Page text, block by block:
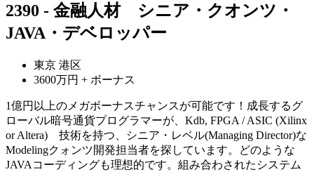
2390 - 金融人材 シニア・クオンツ・
JAVA・デベロッパー
東京 港区
3600万円 + ボーナス
1億円以上のメガボーナスチャンスが可能です！成長するグ
ローバル暗号通貨プログラマーが、Kdb, FPGA / ASIC (Xilinx
or Altera) 技術を持つ、シニア・レベル(Managing Director)な
Modelingクォンツ開発担当者を探しています。どのような
JAVAコーディングも理想的です。組み合わされたシステム